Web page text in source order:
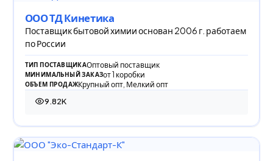
ООО ТД Кинетика
Поставщик бытовой химии основан 2006 г. работаем
по России
ТИП ПОСТАВЩИКАОптовый поставщик
МИНИМАЛЬНЫЙ ЗАКАЗот 1 коробки
ОБЪЕМ ПРОДАЖКрупный опт, Мелкий опт
9.82K
9 824 просмотра